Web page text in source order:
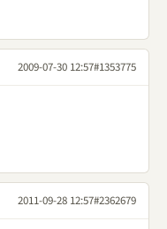
2009-07-30 12:57#1353775
2011-09-28 12:57#2362679